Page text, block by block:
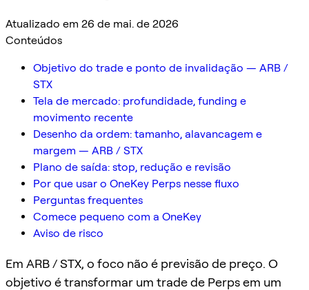
Atualizado em 26 de mai. de 2026
Conteúdos
Objetivo do trade e ponto de invalidação — ARB /
STX
Tela de mercado: profundidade, funding e
movimento recente
Desenho da ordem: tamanho, alavancagem e
margem — ARB / STX
Plano de saída: stop, redução e revisão
Por que usar o OneKey Perps nesse fluxo
Perguntas frequentes
Comece pequeno com a OneKey
Aviso de risco
Em ARB / STX, o foco não é previsão de preço. O
objetivo é transformar um trade de Perps em um